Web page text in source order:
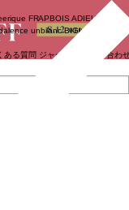
FRAPBOIS ADIEU
unbilanc BIGI online store
ある質問 ジャーナル お問い合わ